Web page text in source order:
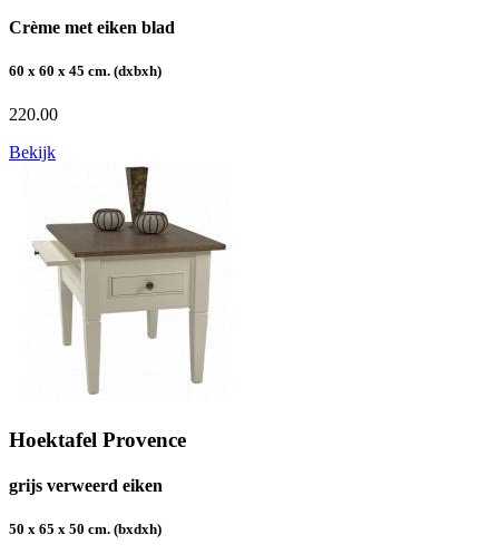
Crème met eiken blad
60 x 60 x 45 cm. (dxbxh)
220.00
Bekijk
Hoektafel Provence
grijs verweerd eiken
50 x 65 x 50 cm. (bxdxh)